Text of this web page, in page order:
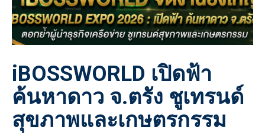
iBOSSWORLD เปิดฟ้า
ค้นหาดาว จ.ตรัง ชูเทรนด์
สุขภาพและเกษตรกรรม